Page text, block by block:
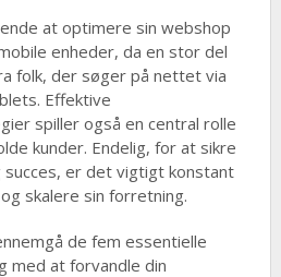
at optimere sin webshop
enheder, da en stor del
folk, der søger på nettet via
Effektive
spiller også en central rolle
kunder. Endelig, for at sikre
er det vigtigt konstant
skalere sin forretning.
de fem essentielle
med at forvandle din